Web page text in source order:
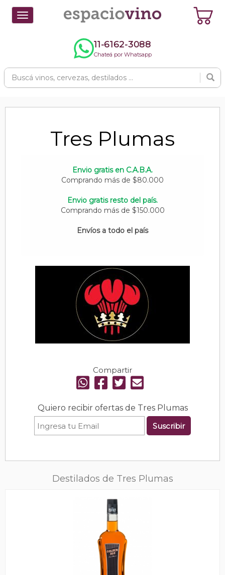
Toggle
navigation
11-6162-3088
Chateá por Whatsapp
Tres Plumas
Envio gratis en C.A.B.A.
Comprando más de $80.000
Envio gratis resto del país.
Comprando más de $150.000
Envíos a todo el país
Compartir
Quiero recibir ofertas de Tres Plumas
Suscribir
Destilados de Tres Plumas